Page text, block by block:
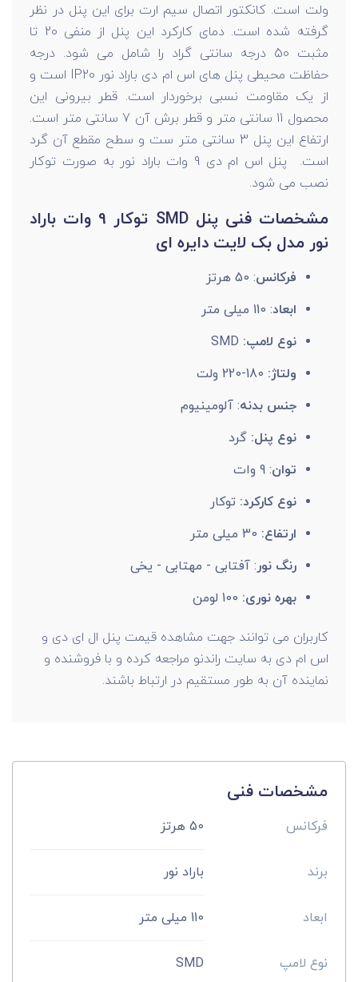
ولت است. کانکتور اتصال سیم ارت برای این پنل در نظر
گرفته شده است. دمای کارکرد این پنل از منفی 20 تا
مثبت 50 درجه سانتی گراد را شامل می شود. درجه
حفاظت محیطی پنل های اس ام دی باراد نور IP20 است و
از یک مقاومت نسبی برخوردار است. قطر بیرونی این
محصول 11 سانتی متر و قطر برش آن 7 سانتی متر است.
ارتفاع این پنل 3 سانتی متر ست و سطح مقطع آن گرد
است. پنل اس ام دی 9 وات باراد نور به صورت توکار
نصب می شود.
مشخصات فنی پنل SMD توکار 9 وات باراد
نور مدل بک لایت دایره ای
فرکانس: 50 هرتز
ابعاد: 110 میلی متر
نوع لامپ:
ولتاژ:
جنس بدنه: آلومینیوم
نوع پنل: گرد
توان: 9 وات
نوع کارکرد: توکار
ارتفاع:
رنگ نور: آفتابی - مهتابی - یخی
بهره نوری:
کاربران می توانند جهت مشاهده قیمت پنل ال ای دی و
اس ام دی به سایت راندنو مراجعه کرده و با فروشنده و
نماینده آن به طور مستقیم در ارتباط باشند.
مشخصات فنی
فرکانس 50 هرتز
برند باراد نور
ابعاد 110 میلی متر
نوع لامپ SMD